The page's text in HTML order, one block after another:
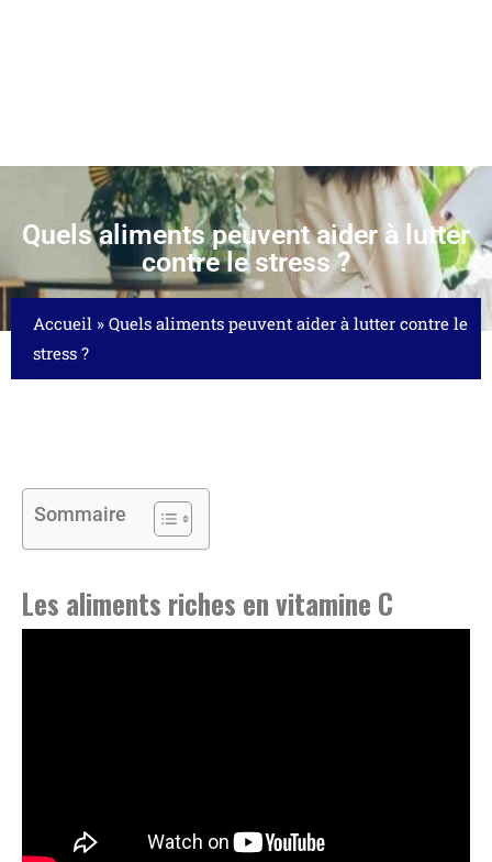
Quels aliments peuvent aider à lutter
contre le stress ?
Accueil » Quels aliments peuvent aider à lutter contre le
stress ?
Sommaire
Les aliments riches en vitamine C